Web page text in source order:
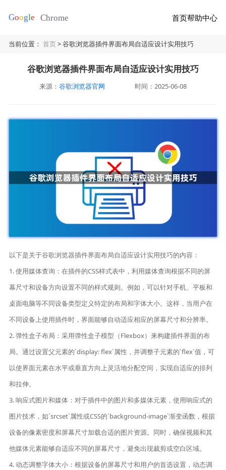
首页帮助中心
当前位置：首页> 谷歌浏览器插件界面布局自适应设计实用技巧
谷歌浏览器插件界面布局自适应设计实用技巧
来源： 谷歌浏览器官网 时间：2025-06-08
以下是关于谷歌浏览器插件界面布局自适应设计实用技巧的内容：
1. 使用媒体查询：在插件的CSS样式表中，利用媒体查询根据不同的屏
幕尺寸和设备方向设置不同的样式规则。例如，可以针对手机、平板和
桌面电脑等不同设备类型定义特定的布局和字体大小。这样，当用户在
不同设备上使用插件时，界面能够自动适应相应的屏幕尺寸和分辨率。
2. 弹性盒子布局：采用弹性盒子模型（Flexbox）来构建插件界面的布
局。通过设置父元素的`display: flex`属性，并调整子元素的`flex`值，可
以使界面元素在水平或垂直方向上灵活地分配空间，实现自适应的排列
和拉伸。
3. 响应式图片和媒体：对于插件中的图片和多媒体元素，使用响应式的
图片技术，如`srcset`属性或CSS的`background-image`渐变函数，根据
设备的像素密度和屏幕尺寸加载合适的图片资源。同时，确保视频和其
他媒体元素能够自适应不同的屏幕尺寸，避免出现裁剪或空白区域。
4. 动态调整字体大小：根据设备的屏幕尺寸和用户的首选设置，动态调